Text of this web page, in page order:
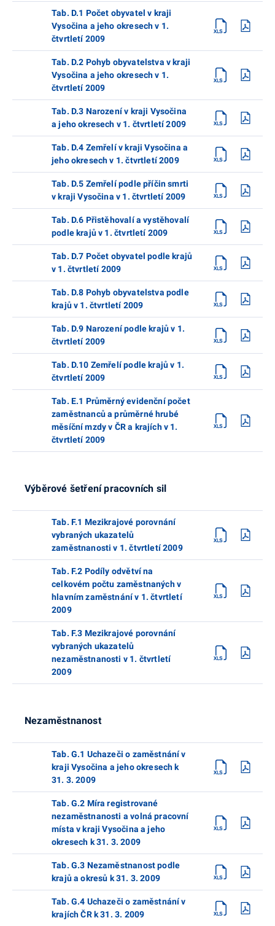
Tab. D.1 Počet obyvatel v kraji
Vysočina a jeho okresech v 1.
čtvrtletí 2009
Tab. D.2 Pohyb obyvatelstva v kraji
Vysočina a jeho okresech v 1.
čtvrtletí 2009
Tab. D.3 Narození v kraji Vysočina
a jeho okresech v 1. čtvrtletí 2009
Tab. D.4 Zemřelí v kraji Vysočina a
jeho okresech v 1. čtvrtletí 2009
Tab. D.5 Zemřelí podle příčin smrti
v kraji Vysočina v 1. čtvrtletí 2009
Tab. D.6 Přistěhovalí a vystěhovalí
podle krajů v 1. čtvrtletí 2009
Tab. D.7 Počet obyvatel podle krajů
v 1. čtvrtletí 2009
Tab. D.8 Pohyb obyvatelstva podle
krajů v 1. čtvrtletí 2009
Tab. D.9 Narození podle krajů v 1.
čtvrtletí 2009
Tab. D.10 Zemřelí podle krajů v 1.
čtvrtletí 2009
Tab. E.1 Průměrný evidenční počet
zaměstnanců a průměrné hrubé
měsíční mzdy v ČR a krajích v 1.
čtvrtletí 2009
Výběrové šetření pracovních sil
Tab. F.1 Mezikrajové porovnání
vybraných ukazatelů
zaměstnanosti v 1. čtvrtletí 2009
Tab. F.2 Podíly odvětví na
celkovém počtu zaměstnaných v
hlavním zaměstnání v 1. čtvrtletí
2009
Tab. F.3 Mezikrajové porovnání
vybraných ukazatelů
nezaměstnanosti v 1. čtvrtletí
2009
Nezaměstnanost
Tab. G.1 Uchazeči o zaměstnání v
kraji Vysočina a jeho okresech k
31. 3. 2009
Tab. G.2 Míra registrované
nezaměstnanosti a volná pracovní
místa v kraji Vysočina a jeho
okresech k 31. 3. 2009
Tab. G.3 Nezaměstnanost podle
krajů a okresů k 31. 3. 2009
Tab. G.4 Uchazeči o zaměstnání v
krajích ČR k 31. 3. 2009